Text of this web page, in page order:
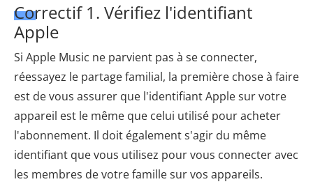
Correctif 1. Vérifiez l'identifiant
Apple
Si Apple Music ne parvient pas à se connecter,
réessayez le partage familial, la première chose à faire
est de vous assurer que l'identifiant Apple sur votre
appareil est le même que celui utilisé pour acheter
l'abonnement. Il doit également s'agir du même
identifiant que vous utilisez pour vous connecter avec
les membres de votre famille sur vos appareils.